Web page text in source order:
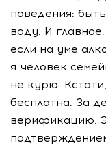
поведения:
воду. И
если на уме
я человек
не курю.
бесплатна. За
верификацию.